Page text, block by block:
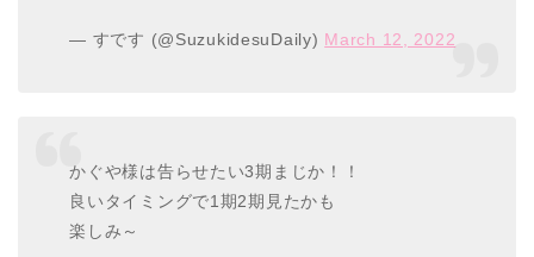
— すです (@SuzukidesuDaily) March 12, 2022
かぐや様は告らせたい3期まじか！！
良いタイミングで1期2期見たかも
楽しみ～